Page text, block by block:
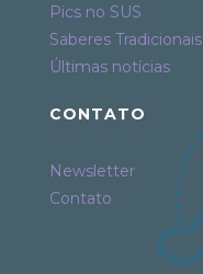
Pics no SUS
Saberes Tradicionais
Últimas notícias
CONTATO
Newsletter
Contato